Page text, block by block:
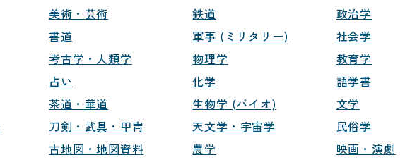
美術・芸術
書道
考古学・人類学
占い
茶道・華道
刀剣・武具・甲冑
古地図・地図資料
鉄道
軍事 (ミリタリー)
物理学
化学
生物学 (バイオ)
天文学・宇宙学
農学
政治学
社会学
教育学
語学書
文学
民俗学
映画・演劇